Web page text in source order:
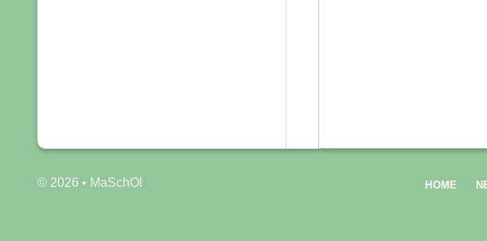
© 2026 • MaSchOl HOME